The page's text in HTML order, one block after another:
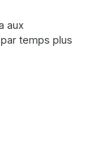
aux
temps plus